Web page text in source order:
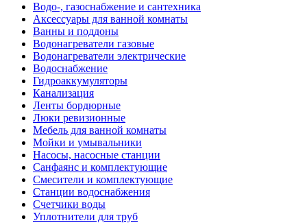
Водо-, газоснабжение и сантехника
Аксессуары для ванной комнаты
Ванны и поддоны
Водонагреватели газовые
Водонагреватели электрические
Водоснабжение
Гидроаккумуляторы
Канализация
Ленты бордюрные
Люки ревизионные
Мебель для ванной комнаты
Мойки и умывальники
Насосы, насосные станции
Санфаянс и комплектующие
Смесители и комплектующие
Станции водоснабжения
Счетчики воды
Уплотнители для труб